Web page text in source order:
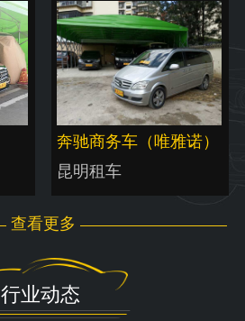
奔驰商务车（唯雅诺）
昆明租车
查看更多
行业动态